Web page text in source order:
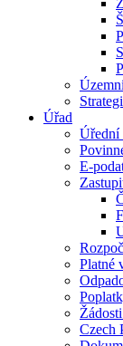
Úřad
Úřední
E-
Platné
Czech